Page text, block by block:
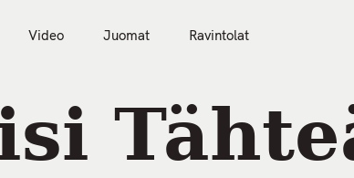
Video Juomat Ravintolat